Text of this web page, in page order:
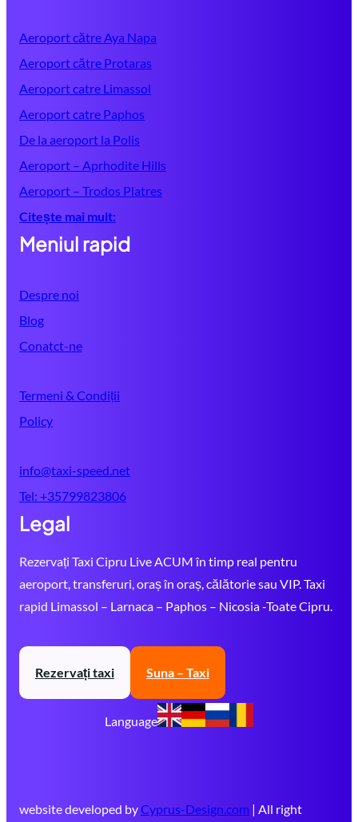
Aeroport către Aya Napa
Aeroport către Protaras
Aeroport catre Limassol
Aeroport catre Paphos
De la aeroport la Polis
Aeroport – Aprhodite Hills
Aeroport – Trodos Platres
Citește mai mult:
Meniul rapid
Despre noi
Blog
Conatct-ne
Termeni & Condiții
Policy
info@taxi-speed.net
Tel: +35799823806
Legal
Rezervați Taxi Cipru Live ACUM în timp real pentru
aeroport, transferuri, oraș în oraș, călătorie sau VIP. Taxi
rapid Limassol – Larnaca – Paphos – Nicosia -Toate Cipru.
Rezervați taxi Suna – Taxi
Language
website developed byCyprus-Design.com | All right